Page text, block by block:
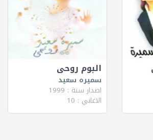
البوم روحى
سميره سعيد
اصدار سنة : 1999
الاغاني : 10